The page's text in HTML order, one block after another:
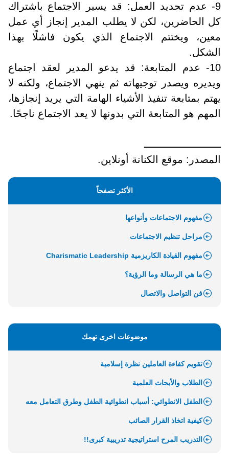
9- عدم تحديد العمل: قد يسير الاجتماع باشتراك
كل الحاضرين، لكن لا يطلب المدير إنجاز أي عمل
معين، ويختتم الاجتماع الذي يكون فاشلًا بهذا
الشكل.
10- عدم المتابعة: قد يدعو المدير لعقد اجتماع
ويديره ويصدر توجيهاته ثم ينهي الاجتماع، ولكنه لا
يهتم بمتابعة تنفيذ الأشياء الهامة التي يريد إنجازها،
المهم هو المتابعة التي بدونها لا يعد الاجتماع ناجحًا.
ـــــــــــــــــــــــــ
المصدر: موقع الكنانة أونلاين.
الأكثر تصفحاً
مفهوم الاجتماعات وأنواعها
مراحل تنظيم الاجتماعات
مفهوم القيادة الكاريزمية Charismatic Leadership
ما هي الرسالة وما الرؤية؟
فن التواصل والاتصال
موضوعات اخرى تهمك
تقويم كفاءة العاملين نظرة إسلامية
الطلاب والأبحاث العلمية
الطفل الانطوائي: أسباب انطوائية الطفل وطرق التعامل معه
كيفية اتخاذ القرار الصائب
التدريب المرح استراتيجية تدريبية كبرى!!